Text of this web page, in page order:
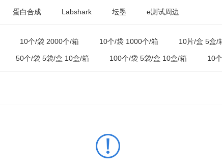
蛋白合成 Labshark 坛墨 e测试周边
10个/袋 2000个/箱 10个/袋 1000个/箱 10片/盒 5盒/
50个/袋 5袋/盒 10盒/箱 100个/袋 5袋/盒 10盒/箱 10